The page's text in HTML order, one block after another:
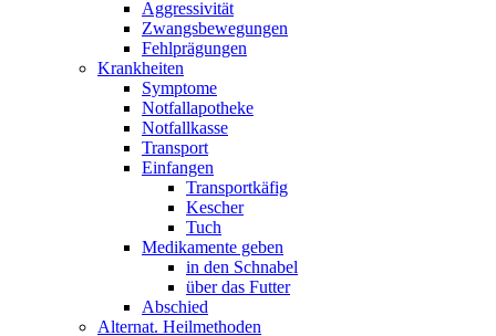
Aggressivität
Zwangsbewegungen
Fehlprägungen
Krankheiten
Symptome
Notfallapotheke
Notfallkasse
Transport
Einfangen
Transportkäfig
Kescher
Tuch
Medikamente geben
in den Schnabel
über das Futter
Abschied
Alternat. Heilmethoden